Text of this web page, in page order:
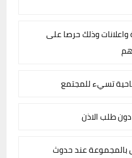
واعلانات وذلك حرصا على
تسيء للمجتمع
طلب الاذن
عند حدوث